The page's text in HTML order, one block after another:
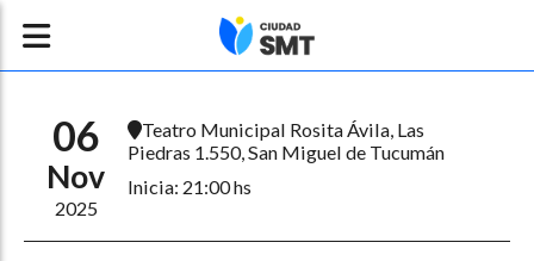
06
Nov
2025
Teatro Municipal Rosita Ávila, Las
Piedras 1.550, San Miguel de Tucumán
Inicia: 21:00 hs